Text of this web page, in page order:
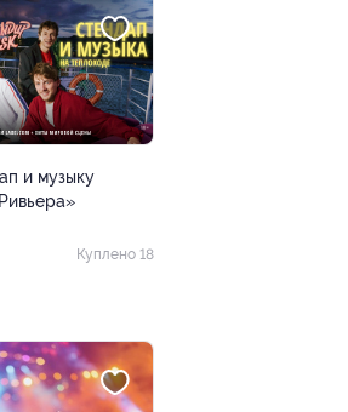
и музыку
Куплено 18